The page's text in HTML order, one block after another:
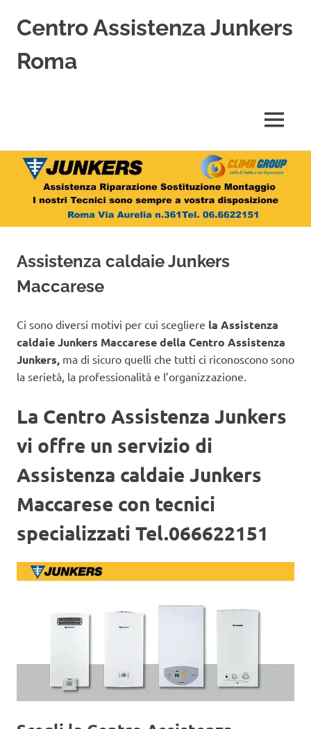
Salta
contenuto
Centro Assistenza Junkers
Roma
Riparazione,
Sostituzione,
Installazione
di
Junkers
Roma
MENU
Assistenza caldaie Junkers
Maccarese
Ci sono diversi motivi per cui scegliere la Assistenza
caldaie Junkers Maccaresedella Centro Assistenza
Junkers, ma di sicuro quelli che tutti ci riconoscono sono
la serietà, la professionalità e l’organizzazione.
La Centro Assistenza Junkers
vi offre un servizio di
Assistenza caldaie Junkers
Maccarese con tecnici
specializzati Tel.066622151